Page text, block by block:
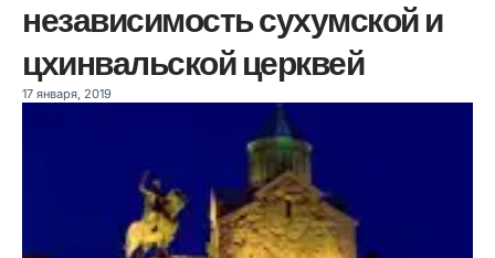
независимость сухумской и
цхинвальской церквей
17 января, 2019